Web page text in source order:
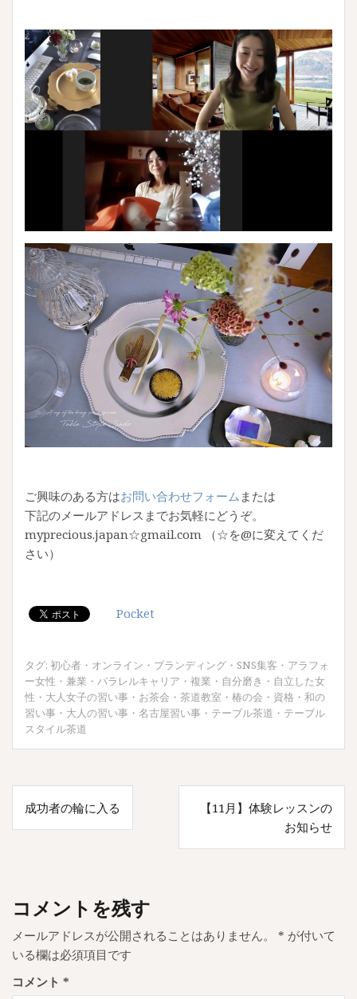
ご興味のある方はお問い合わせフォーム または
下記のメールアドレスまでお気軽にどうぞ。
myprecious.japan☆gmail.com （☆を@に変えてくだ
さい）
Pocket
タグ: 初心者 ・ オンライン ・ ブランディング ・ SNS集客 ・ アラフォ
ー女性 ・ 兼業 ・ パラレルキャリア ・ 複業 ・ 自分磨き ・ 自立した女
性 ・ 大人女子の習い事 ・ お茶会 ・ 茶道教室 ・ 椿の会 ・ 資格 ・ 和の
習い事 ・ 大人の習い事 ・ 名古屋習い事 ・ テーブル茶道 ・ テーブル
スタイル茶道
投
稿
ゲ
ー
シ
ョ
成功者の輪に入る
【11月】体験レッスンの
お知らせ
コメントを残す
メールアドレスが公開されることはありません。 * が付いて
いる欄は必須項目です
コメント *